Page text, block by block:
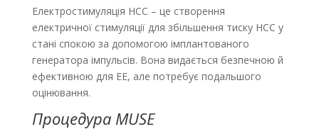
Електростимуляція НСС – це створення
електричної стимуляції для збільшення тиску НСС у
стані спокою за допомогою імплантованого
генератора імпульсів. Вона видається безпечною й
ефективною для EE, але потребує подальшого
оцінювання.
Процедура MUSE